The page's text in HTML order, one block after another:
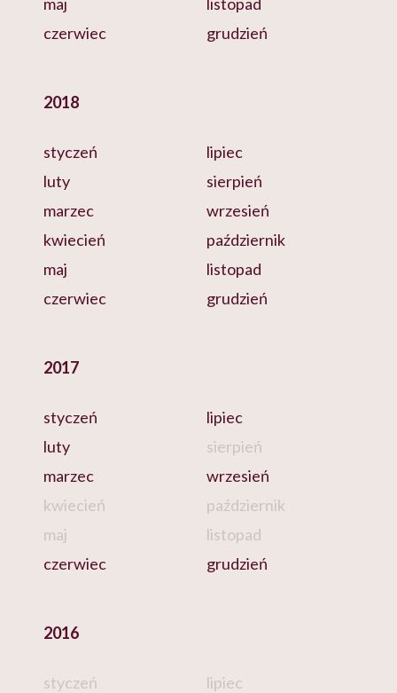
czerwiec
grudzień
2018
styczeń
luty
marzec
kwiecień
maj
czerwiec
lipiec
sierpień
wrzesień
październik
listopad
grudzień
2017
styczeń
luty
marzec
kwiecień
maj
czerwiec
lipiec
sierpień
wrzesień
październik
listopad
grudzień
2016
styczeń
lipiec